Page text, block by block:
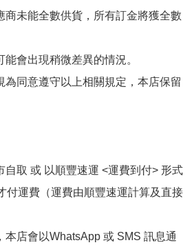
商未能全數供貨，所有訂金將獲全數
會出現稍微差異的情況。
為同意遵守以上相關規定，本店保留
自取 或 以順豐速運 <運費到付> 形式
付運費（運費由順豐速運計算及直接
本店會以WhatsApp 或 SMS 訊息通